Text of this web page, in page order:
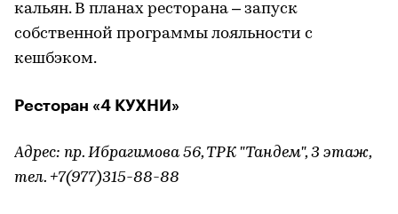
кальян. В планах ресторана – запуск
собственной программы лояльности с
кешбэком.
Ресторан «4 КУХНИ»
Адрес: пр. Ибрагимова 56, ТРК "Тандем", 3 этаж,
тел. +7(977)315-88-88